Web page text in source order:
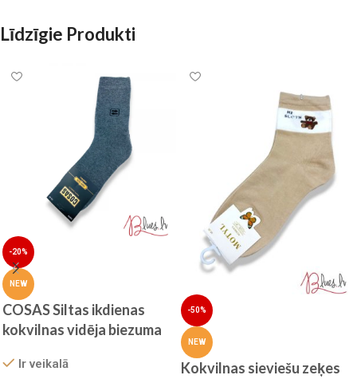
Līdzīgie Produkti
-20%
NEW
COSAS Siltas ikdienas
kokvilnas vidēja biezuma
Ir veikalā
-50%
NEW
Kokvilnas sieviešu zeķes